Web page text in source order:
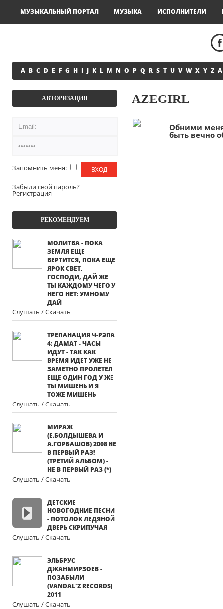
МУЗЫКАЛЬНЫЙ ПОРТАЛ МУЗЫКА ИСПОЛНИТЕЛИ
A B C D E F G H I J K L M N O P Q R S T U V W X Y Z А
АВТОРИЗАЦИЯ
Запомнить меня:
Забыли свой пароль?
Регистрация
РЕКОМЕНДУЕМ
МОЛИТВА - ПОКА
ЗЕМЛЯ ЕЩЕ
ВЕРТИТСЯ, ПОКА ЕЩЕ
ЯРОК СВЕТ,
ГОСПОДИ, ДАЙ ЖЕ
ТЫ КАЖДОМУ ЧЕГО У
НЕГО НЕТ: УМНОМУ
ДАЙ
Слушать / Скачать
ТРЕПАНАЦИЯ Ч-РЭПА
4: ДАМАТ - ЧАСЫ
ИДУТ - ТАК КАК
ВРЕМЯ ИДЕТ УЖЕ НЕ
ЗАМЕТНО ПРОЛЕТЕЛ
ЕЩЕ ОДИН ГОД У ЖЕ
ТЫ МИШЕНЬ И Я
ТОЖЕ МИШЕНЬ
Слушать / Скачать
МИРАЖ
(Е.БОЛДЫШЕВА И
А.ГОРБАШОВ) 2008 НЕ
В ПЕРВЫЙ РАЗ!
(ТРЕТИЙ АЛЬБОМ) -
НЕ В ПЕРВЫЙ РАЗ (*)
Слушать / Скачать
ДЕТСКИЕ
НОВОГОДНИЕ ПЕСНИ
- ПОТОЛОК ЛЕДЯНОЙ
ДВЕРЬ СКРИПУЧАЯ
Слушать / Скачать
ЭЛЬБРУС
ДЖАНМИРЗОЕВ -
ПОЗАБЫЛИ
(VANDAL'Z RECORDS)
2011
Слушать / Скачать
AZEGIRL
Обними меня
быть вечно